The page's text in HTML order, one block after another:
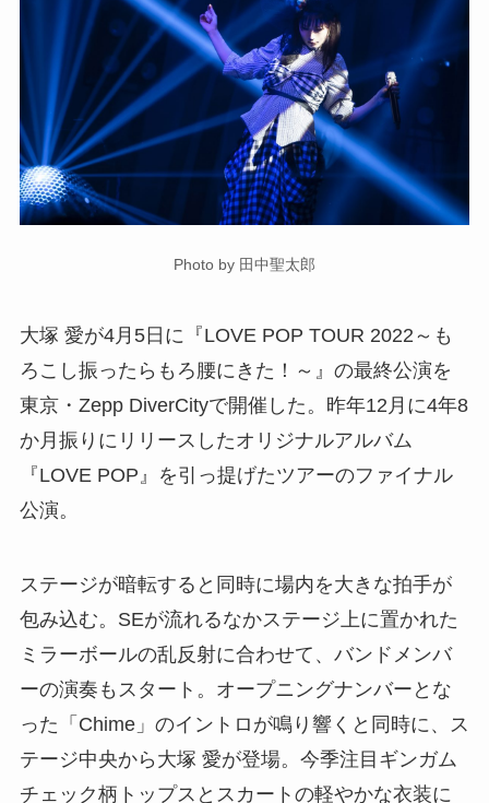
Photo by 田中聖太郎
大塚 愛が4月5日に『LOVE POP TOUR 2022～も
ろこし振ったらもろ腰にきた！～』の最終公演を
東京・Zepp DiverCityで開催した。昨年12月に4年8
か月振りにリリースしたオリジナルアルバム
『LOVE POP』を引っ提げたツアーのファイナル
公演。
ステージが暗転すると同時に場内を大きな拍手が
包み込む。SEが流れるなかステージ上に置かれた
ミラーボールの乱反射に合わせて、バンドメンバ
ーの演奏もスタート。オープニングナンバーとな
った「Chime」のイントロが鳴り響くと同時に、ス
テージ中央から大塚 愛が登場。今季注目ギンガム
チェック柄トップスとスカートの軽やかな衣装に